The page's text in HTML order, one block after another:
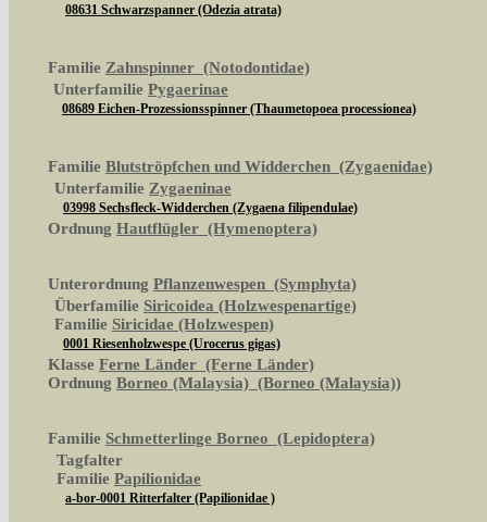
08631 Schwarzspanner (Odezia atrata)
Familie Zahnspinner (Notodontidae)
Unterfamilie Pygaerinae
08689 Eichen-Prozessionsspinner (Thaumetopoea processionea)
Familie Blutströpfchen und Widderchen (Zygaenidae)
Unterfamilie Zygaeninae
03998 Sechsfleck-Widderchen (Zygaena filipendulae)
Ordnung Hautflügler (Hymenoptera)
Unterordnung Pflanzenwespen (Symphyta)
Überfamilie Siricoidea (Holzwespenartige)
Familie Siricidae (Holzwespen)
0001 Riesenholzwespe (Urocerus gigas)
Klasse Ferne Länder (Ferne Länder)
Ordnung Borneo (Malaysia) (Borneo (Malaysia))
Familie Schmetterlinge Borneo (Lepidoptera)
Tagfalter
Familie Papilionidae
a-bor-0001 Ritterfalter (Papilionidae )